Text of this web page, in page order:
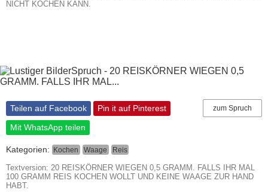
NICHT KOCHEN KANN.
zum Spruch
Teilen auf Facebook
Pin it auf Pinterest
Mit WhatsApp teilen
Kategorien: Kochen Waage Reis
Textversion: 20 REISKÖRNER WIEGEN 0,5 GRAMM. FALLS IHR MAL
100 GRAMM REIS KOCHEN WOLLT UND KEINE WAAGE ZUR HAND
HABT.